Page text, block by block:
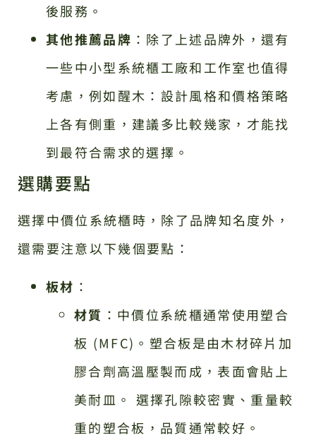
後服務。
其他推薦品牌 ：除了上述品牌外，還有
一些中小型系統櫃工廠和工作室也值得
考慮，例如醒木：設計風格和價格策略
上各有側重，建議多比較幾家，才能找
到最符合需求的選擇。
選購要點
選擇中價位系統櫃時，除了品牌知名度外，
還需要注意以下幾個要點：
板材 ：
材質 ：中價位系統櫃通常使用塑合
板 (MFC)。塑合板是由木材碎片加
膠合劑高溫壓製而成，表面會貼上
美耐皿。 選擇孔隙較密實、重量較
重的塑合板，品質通常較好。